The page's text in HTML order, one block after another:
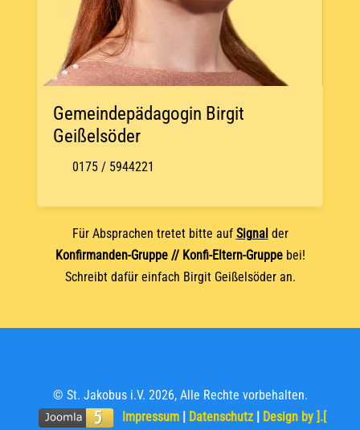
© OpenStreetMap
Gemeindepädagogin Birgit
Geißelsöder
0175 / 5944221
Für Absprachen tretet bitte auf Signal der
Konfirmanden-Gruppe // Konfi-Eltern-Gruppebei!
Schreibt dafür einfach Birgit Geißelsöder an.
© St. Jakobus i.V. 2026, Alle Rechte vorbehalten.
Impressum
Datenschutz
Design by ].[